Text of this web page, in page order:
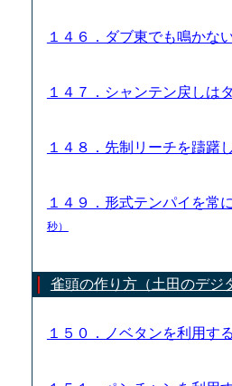
１４６．ダブ東でも鳴かな
１４７．シャンテン戻しは
１４８．先制リーチを躊躇
１４９．形式テンパイを常
秒）
雀頭の作り方（土田のデジ
１５０．ノベタンを利用す